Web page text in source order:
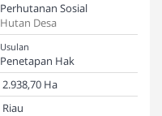
Perhutanan Sosial
Hutan Desa
Usulan
Penetapan Hak
2.938,70 Ha
Riau